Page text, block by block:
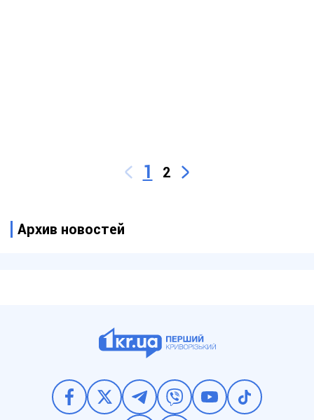
1 2
Архив новостей